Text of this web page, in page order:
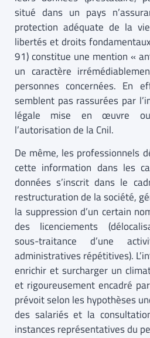
situé dans un pays
protection adéquate de la
libertés et droits
91) constitue une mention «
un caractère
personnes concernées. En
semblent pas rassurées par
légale mise en œuvre
l’autorisation de la Cnil.
De même, les professionnels
cette information dans les
données s’inscrit dans le
restructuration de la société,
la suppression d’un certain
des licenciements
sous-traitance d’une
administratives répétitives).
enrichir et surcharger un
et rigoureusement encadré
prévoit selon les hypothèses
des salariés et la
instances représentatives du